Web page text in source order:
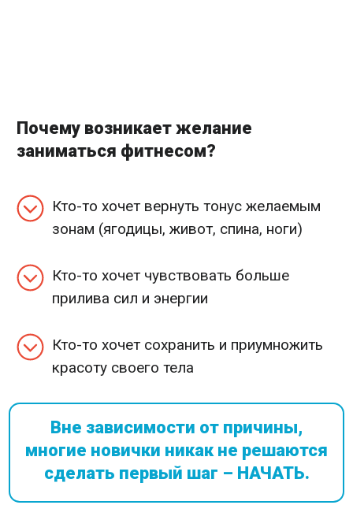
Почему возникает желание
заниматься фитнесом?
Кто-то хочет вернуть тонус желаемым
зонам (ягодицы, живот, спина, ноги)
Кто-то хочет чувствовать больше
прилива сил и энергии
Кто-то хочет сохранить и приумножить
красоту своего тела
Вне зависимости от причины,
многие новички никак не решаются
сделать первый шаг – НАЧАТЬ.